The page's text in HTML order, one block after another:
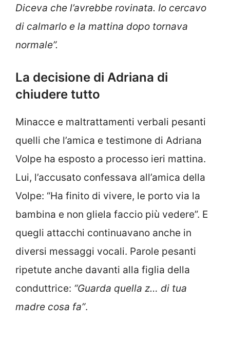
Diceva che l’avrebbe rovinata. Io cercavo
di calmarlo e la mattina dopo tornava
normale”.
La decisione di Adriana di
chiudere tutto
Minacce e maltrattamenti verbali pesanti
quelli che l’amica e testimone di Adriana
Volpe ha esposto a processo ieri mattina.
Lui, l’accusato confessava all’amica della
Volpe: “Ha finito di vivere, le porto via la
bambina e non gliela faccio più vedere”. E
quegli attacchi continuavano anche in
diversi messaggi vocali. Parole pesanti
ripetute anche davanti alla figlia della
conduttrice: “Guarda quella z… di tua
madre cosa fa”.